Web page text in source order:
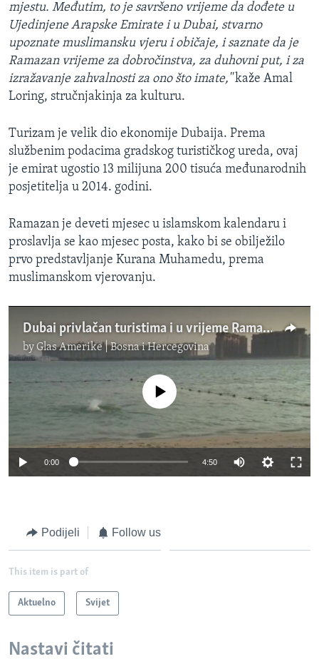
mjestu. Međutim, to je savršeno vrijeme da dođete u
Ujedinjene Arapske Emirate i u Dubai, stvarno
upoznate muslimansku vjeru i običaje, i saznate da je
Ramazan vrijeme za dobročinstva, za duhovni put, i za
izražavanje zahvalnosti za ono što imate,''kaže Amal
Loring, stručnjakinja za kulturu.
Turizam je velik dio ekonomije Dubaija. Prema
službenim podacima gradskog turističkog ureda, ovaj
je emirat ugostio 13 milijuna 200 tisuća međunarodnih
posjetitelja u 2014. godini.
Ramazan je deveti mjesec u islamskom kalendaru i
proslavlja se kao mjesec posta, kako bi se obilježilo
prvo predstavljanje Kurana Muhamedu, prema
muslimanskom vjerovanju.
Dubai privlačan turistima i u vrijeme Ramazana
by Glas Amerike | Bosna i Hercegovina
No media source currently available
0:00 4:50
Podijeli Follow us
This item is part of
Aktuelno Svijet
Nastavi čitati